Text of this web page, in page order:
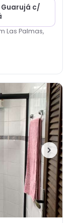
c/
Las Palmas,